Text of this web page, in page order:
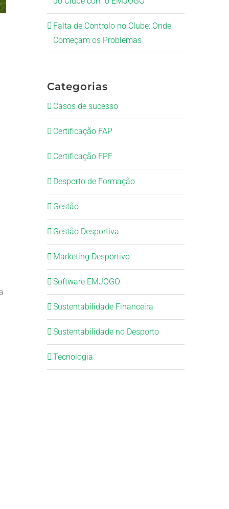
Falta de Controlo no Clube: Onde
Começam os Problemas
Categorias
Casos de sucesso
Certificação FAP
Certificação FPF
Desporto de Formação
Gestão
Gestão Desportiva
Marketing Desportivo
Software EMJOGO
Sustentabilidade Financeira
Sustentabilidade no Desporto
Tecnologia